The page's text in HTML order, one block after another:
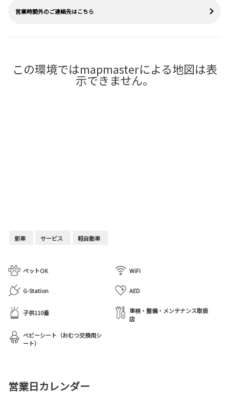
営業時間外のご連絡先はこちら
新車 サービス 軽自動車
ペットOK WiFi
G-Station AED
子供110番
車検・整備・メンテナンス取扱
店
ベビーシート（おむつ交換用シ
ート）
この環境ではmapmasterによる地図は表
示できません。
営業日カレンダー